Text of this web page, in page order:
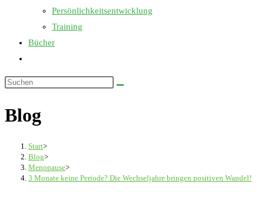
Persönlichkeitsentwicklung
Training
Bücher
umschalten
Diese
durchsuchen
Blog
Start>
Blog>
Menopause>
3 Monate keine Periode? Die Wechseljahre bringen positiven Wandel!